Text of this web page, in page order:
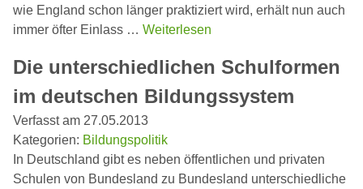
wie England schon länger praktiziert wird, erhält nun auch
immer öfter Einlass … Weiterlesen
Die unterschiedlichen Schulformen
im deutschen Bildungssystem
Verfasst am 27.05.2013
Kategorien: Bildungspolitik
In Deutschland gibt es neben öffentlichen und privaten
Schulen von Bundesland zu Bundesland unterschiedliche